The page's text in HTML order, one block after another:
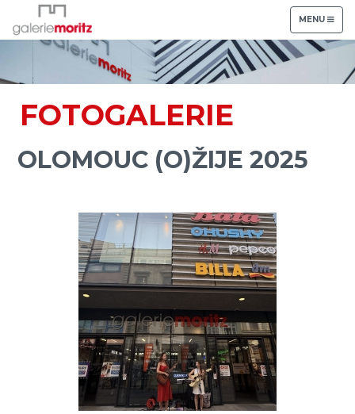
TOGGLE
NAVIGATION
MENU
FOTOGALERIE
OLOMOUC (O)ŽIJE 2025